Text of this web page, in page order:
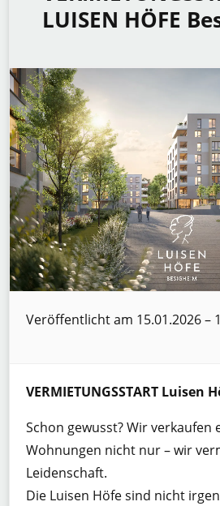
LUISEN HÖFE
Veröffentlicht am 15.01.2026 –
VERMIETUNGSSTART Luisen
Schon gewusst? Wir verkaufen
Wohnungen nicht nur – wir
Leidenschaft.
Die Luisen Höfe sind nicht